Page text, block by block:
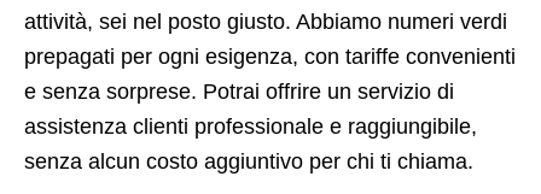
attività, sei nel posto giusto. Abbiamo numeri verdi
prepagati per ogni esigenza, con tariffe convenienti
e senza sorprese. Potrai offrire un servizio di
assistenza clienti professionale e raggiungibile,
senza alcun costo aggiuntivo per chi ti chiama.